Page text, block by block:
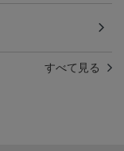
すべて見る